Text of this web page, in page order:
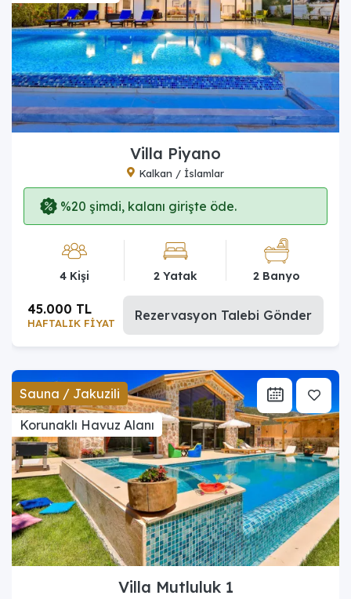
Villa Piyano
Kalkan / İslamlar
%20 şimdi, kalanı girişte öde.
4 Kişi 2 Yatak 2 Banyo
HAFTALIK FİYAT
45.000 TL Rezervasyon Talebi Gönder
Sauna / Jakuzili
Korunaklı Havuz Alanı
Villa Mutluluk 1